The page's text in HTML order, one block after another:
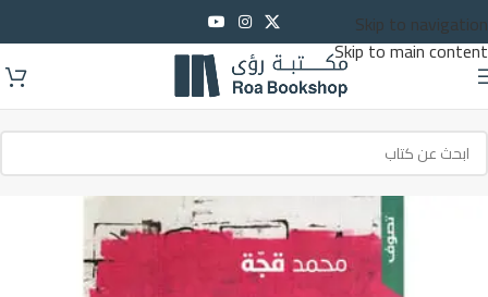
Skip to navigation
Skip to main content